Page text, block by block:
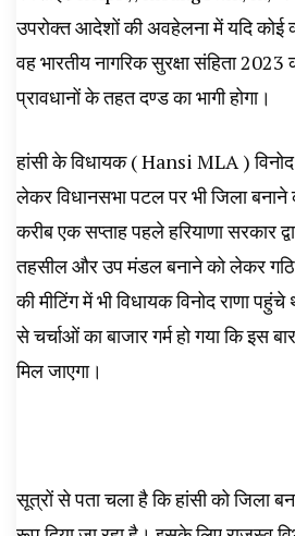
उपरोक्त आदेशों की अवहेलना में यदि कोई
वह भारतीय नागरिक सुरक्षा संहिता
प्रावधानों के तहत दण्ड का भागी होगा।
हांसी के विधायक ( Hansi MLA )
लेकर विधानसभा पटल पर भी जिला बनाने
करीब एक सप्ताह पहले हरियाणा सरकार
तहसील और उप मंडल बनाने को लेकर
की मीटिंग में भी विधायक विनोद राणा
से चर्चाओं का बाजार गर्म हो गया कि इस
मिल जाएगा।
सूत्रों से पता चला है कि हांसी को जिला